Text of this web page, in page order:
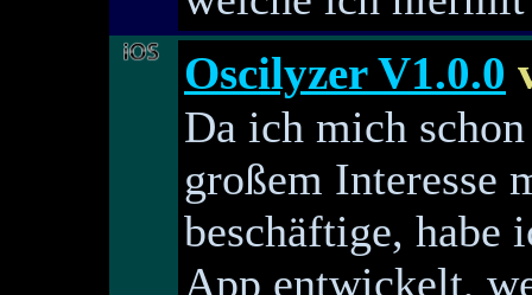
Oscilyzer V1.0.0
Da ich mich
großem Interesse
beschäftige, habe
App entwickelt,